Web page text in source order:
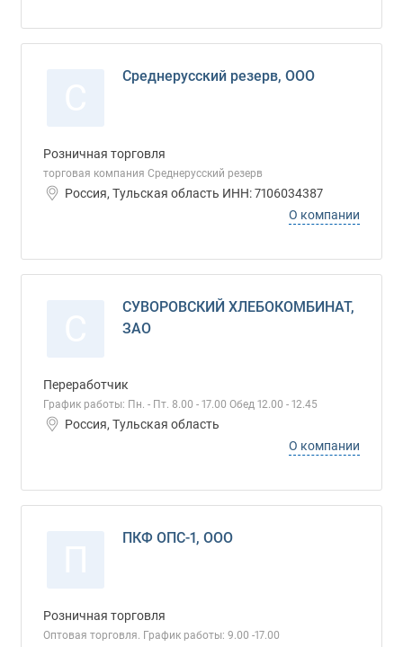
Среднерусский резерв, ООО
Розничная торговля
торговая компания Среднерусский резерв
Россия, Тульская область ИНН: 7106034387
О компании
СУВОРОВСКИЙ ХЛЕБОКОМБИНАТ,
ЗАО
Переработчик
График работы: Пн. - Пт. 8.00 - 17.00 Обед 12.00 - 12.45
Россия, Тульская область
О компании
ПКФ ОПС-1, ООО
Розничная торговля
Оптовая торговля. График работы: 9.00 -17.00